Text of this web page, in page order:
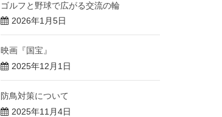
ゴルフと野球で広がる交流の輪
2026年1月5日
映画『国宝』
2025年12月1日
防鳥対策について
2025年11月4日